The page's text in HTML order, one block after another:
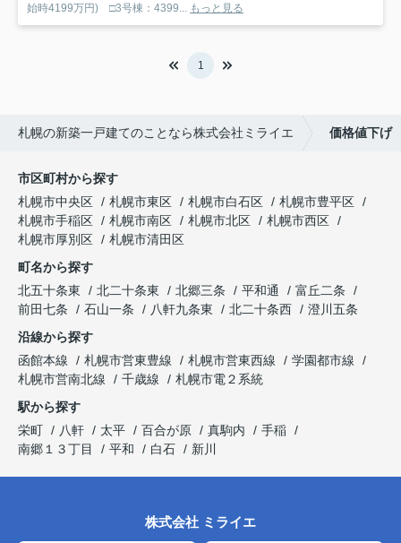
始時4199万円) □3号棟：4399... もっと見る
1
札幌の新築一戸建てのことなら株式会社ミライエ 価格値下げ
市区町村から探す
札幌市中央区
札幌市東区 札幌市白石区
札幌市豊平区
札幌市手稲区
札幌市南区 札幌市北区
札幌市西区
札幌市厚別区
札幌市清田区
町名から探す
北五十条東
北二十条東 北郷三条 平和通
富丘二条
前田七条
石山一条 八軒九条東 北二十条西
澄川五条
沿線から探す
函館本線
札幌市営東豊線 札幌市営東西線
学園都市線
札幌市営南北線
千歳線
札幌市電２系統
駅から探す
栄町
八軒 太平 百合が原 真駒内
手稲
南郷１３丁目
平和 白石 新川
株式会社 ミライエ